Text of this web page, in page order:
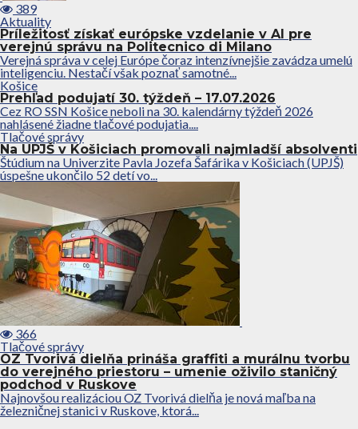
389
Aktuality
Príležitosť získať európske vzdelanie v AI pre
verejnú správu na Politecnico di Milano
Verejná správa v celej Európe čoraz intenzívnejšie zavádza umelú
inteligenciu. Nestačí však poznať samotné...
Košice
Prehľad podujatí 30. týždeň – 17.07.2026
Cez RO SSN Košice neboli na 30. kalendárny týždeň 2026
nahlásené žiadne tlačové podujatia....
Tlačové správy
Na UPJŠ v Košiciach promovali najmladší absolventi
Štúdium na Univerzite Pavla Jozefa Šafárika v Košiciach (UPJŠ)
úspešne ukončilo 52 detí vo...
366
Tlačové správy
OZ Tvorivá dielňa prináša graffiti a murálnu tvorbu
do verejného priestoru – umenie oživilo staničný
podchod v Ruskove
Najnovšou realizáciou OZ Tvorivá dielňa je nová maľba na
železničnej stanici v Ruskove, ktorá...